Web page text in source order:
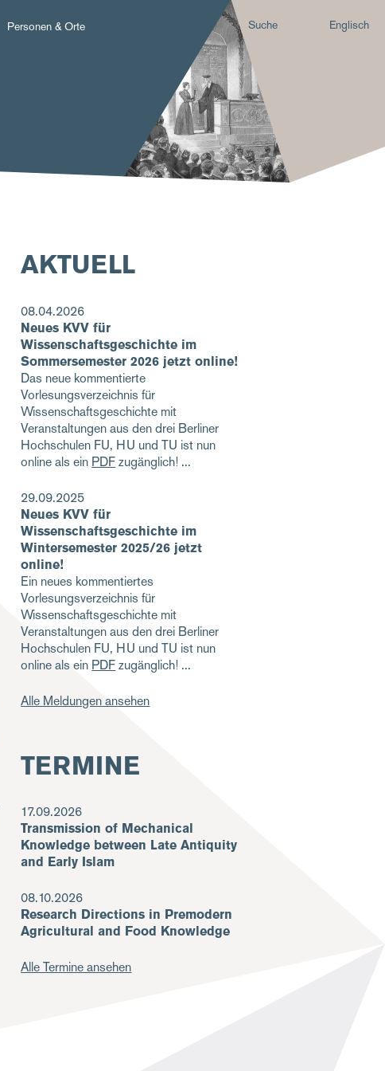
Personen & Orte Suche Englisch
AKTUELL
08.04.2026
Neues KVV für
Wissenschaftsgeschichte im
Sommersemester 2026 jetzt online!
Das neue kommentierte
Vorlesungsverzeichnis für
Wissenschaftsgeschichte mit
Veranstaltungen aus den drei Berliner
Hochschulen FU, HU und TU ist nun
online als ein PDFzugänglich!
29.09.2025
Neues KVV für
Wissenschaftsgeschichte im
Wintersemester 2025/26 jetzt
online!
Ein neues kommentiertes
Vorlesungsverzeichnis für
Wissenschaftsgeschichte mit
Veranstaltungen aus den drei Berliner
Hochschulen FU, HU und TU ist nun
online als ein PDFzugänglich!
Alle Meldungen ansehen
TERMINE
17.09.2026
Transmission of Mechanical
Knowledge between Late Antiquity
and Early Islam
08.10.2026
Research Directions in Premodern
Agricultural and Food Knowledge
Alle Termine ansehen